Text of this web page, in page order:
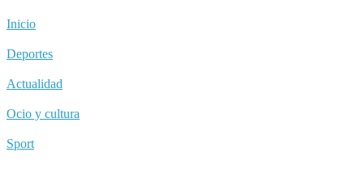
Inicio
Deportes
Actualidad
Ocio y cultura
Sport